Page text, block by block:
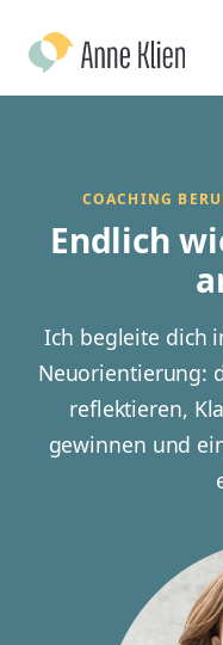
COACHING
Endlich
Ich begleite dich
Neuorientierung:
reflektieren,
gewinnen und